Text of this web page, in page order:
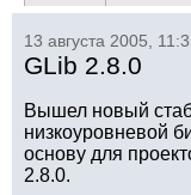
13 августа 2005,
GLib 2.8.0
Вышел новый
низкоуровневой
основу для
2.8.0.